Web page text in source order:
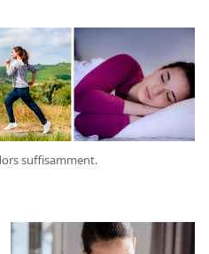
suffisamment.